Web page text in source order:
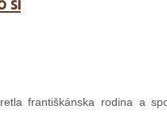
františkánska rodina a